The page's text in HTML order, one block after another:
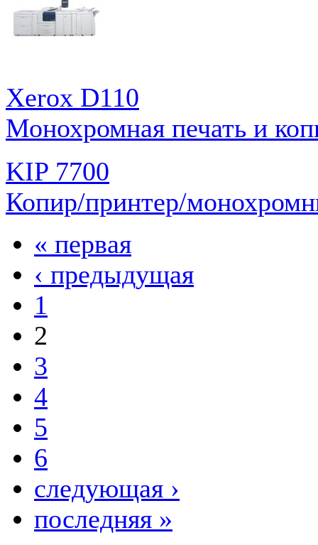
Xerox D110
Монохромная печать и
KIP 7700
Копир/принтер/
« первая
‹ предыдущая
1
2
3
4
5
6
следующая ›
последняя »